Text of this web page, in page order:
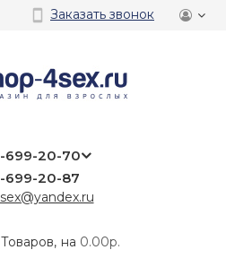
Заказать звонок
699-20-70
699-20-87
Tоваров, на 0.00р.